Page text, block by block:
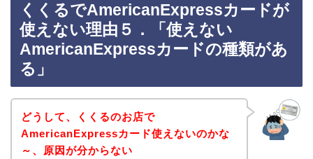
くくるでAmericanExpressカードが
使えない理由５．「使えない
AmericanExpressカードの種類があ
る」
どうして、くくるのお店で
AmericanExpressカード使えないのかな
～、原因が分からない